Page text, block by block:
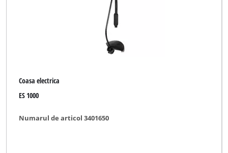
Coasa electrica
ES 1000
Numarul de articol 3401650